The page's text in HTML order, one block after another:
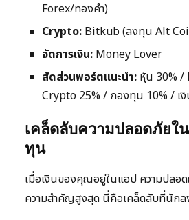
Forex/ทองคำ)
Crypto: Bitkub (ลงทุน Alt
จัดการเงิน: Money Lover
สัดส่วนพอร์ตแนะนำ: หุ้น 30% /
Crypto 25% / กองทุน 10% / เ
เคล็ดลับความปลอดภัยใ
ทุน
เมื่อเงินของคุณอยู่ในแอป ความปลอ
ความสำคัญสูงสุด นี่คือเคล็ดลับที่นัก